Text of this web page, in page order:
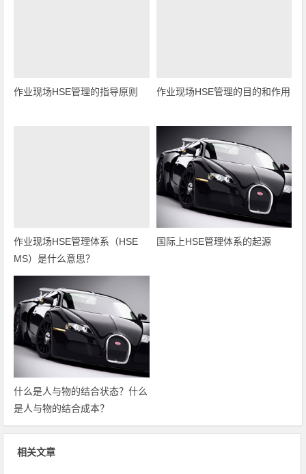
作业现场HSE管理的指导原则 作业现场HSE管理的目的和作用
作业现场HSE管理体系（HSE
MS）是什么意思？
国际上HSE管理体系的起源
什么是人与物的结合状态？什么
是人与物的结合成本？
相关文章